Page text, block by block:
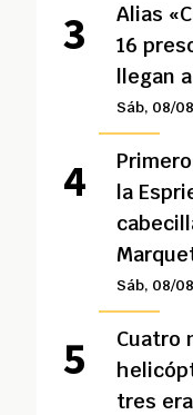
Alias
16
Sáb, 08/
la
Sáb, 08/
Cuatro
tres